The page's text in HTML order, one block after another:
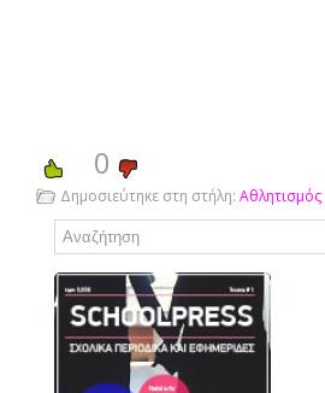
0
Δημοσιεύτηκε στη στήλη: Αθλητισμός